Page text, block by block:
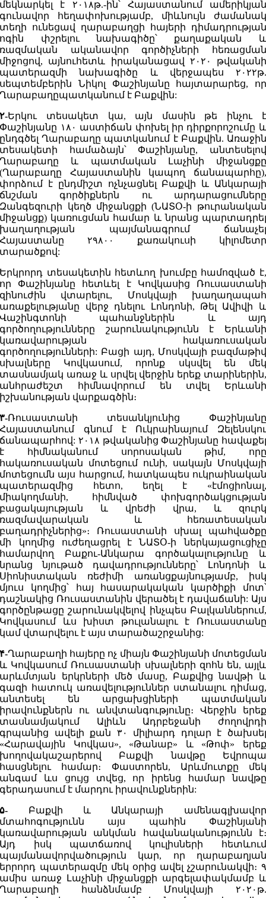
մեկնարկել է ۲۰۱۸թ.-ին՝ Հայաստանում ամերիկյան
գունավոր հեղափոխությամբ, միևնույն ժամանակ
տեղի ունեցավ ղարաբաղցի հայերի դիմադրության
ոգին փշրելու նախագիծը՝ քաղաքական և
ռազմական ականավոր գործիչների հեռացման
միջոցով, այնուհետև իրականացավ ۲۰۲۰ թվականի
պատերազմի նախագիծը և վերջապես ۲۰۲۲թ.
սեպտեմբերին Նիկոլ Փաշինյանը հայտարարեց, որ
Ղարաբաղըպատկանում է Բաքվին:
۲-Երկու տեսակետ կա, այն մասին թե ինչու է
Փաշինյանը ۱۸۰ աստիճան փոխել իր դիրքորոշումը և
ընդգծել Ղարաբաղը պատկանում է Բաքվին. Առաջին
տեսակետի համաձայն՝ Փաշինյանը, անտեսելով
Ղարաբաղը և պատմական Լաչինի միջանցքը
(Ղարաբաղը Հայաստանին կապող ճանապարհը),
փորձում է ընդմիշտ ոչնչացնել Բաքվի և Անկարայի
ճնշման գործիքներն ու արդարացումները
Զանգեզուրի կեղծ միջանցքի (ՆԱՏՕ-ի թուրանական
միջանցք) կառուցման համար և նրանց պարտադրել
խաղաղության պայմանագրում ճանաչել
Հայաստանը ۲۹۸۰۰ քառակուսի կիլոմետր
տարածքով:
Երկրորդ տեսակետին հետևող խումբը համոզված է,
որ Փաշինյանը հետևել է Կովկասից Ռուսաստանի
զինուժին վտարելու, Մոսկվայի խաղաղապահ
առաքելությանը վերջ դնելու Լոնդոնի, Թել Ավիվի և
Վաշինգտոնի պահանջներին և այդ
գործողությունները շարունակությունն է Երևանի
կառավարության հակառուսական
գործողությունների: Բացի այդ, Մոսկվայի բազմաթիվ
սխալները Կովկասում, որոնք սկսվել են մեկ
տասնամյակ առաջ և սրվել վերջին երեք տարիներին,
անհրաժեշտ հիմնավորում են տվել Երևանի
իշխանության վարքագծին։
۳-Ռուսաստանի տեսանկյունից Փաշինյանը
Հայաստանում գնում է Ուկրաինայում Զելենսկու
ճանապարհով: ۲۰۱۸ թվականից Փաշինյանը հավաքել
է հիմնականում սորոսական թիմ, որը
հակառուսական մոտեցում ունի, սակայն Մոսկվայի
մոտեցումն այս հարցում, հատկապես ուկրաինական
պատերազմից հետո, եղել է «էմոցիոնալ,
միակողմանի, հիմնված փոխգործակցության
բացակայության և վրեժի վրա, և զուրկ
ռազմավարական և հեռատեսական
բաղադրիչներից»։ Ռուսաստանի սխալ պահվածքը
մի կողմից ուժեղացրել է ՆԱՏՕ-ի ներկայացուցիչը
համարվող Բաքու-Անկարա գործակալությունը և
նրանց նյութած դավադրությունները՝ Լոնդոնի և
Սիոնիստական ​​ռեժիմի առանցքայնությամբ, իսկ
մյուս կողմից՝ հայ հասարակական կարծիքի մոտ՝
դաշնակից Ռուսաստանին վերածել է դավաճանի: Այս
գործընթացը շարունակվելով ինչպես Բալկաններում,
Կովկասում ևս խիստ թուլանալու է Ռուսաստանը
կամ վտարվելու է այս տարածաշրջանից:
۴-Ղարաբաղի հայերը ոչ միայն Փաշինյանի մոտեցման
և Կովկասում Ռուսաստանի սխալների զոհն են, այլև
արևմտյան երկրների մեծ մասը, Բաքվից նավթի և
գազի հատուկ առավելություններ ստանալու դիմաց,
անտեսել են արցախցիների պատմական
իրավունքներն ու անվտանգությունը։ Վերջին երեք
տասնամյակում Ալիևն Ադրբեջանի ժողովրդի
գրպանից ավելի քան ۳۰ միլիարդ դոլար է ծախսել
«Հարավային Կովկաս», «Թանաբ» և «Թոփ» երեք
խողովակաշարերով Բաքվի նավթը Եվրոպա
հասցնելու համար։ Փաստորեն, Արևմուտքը մեկ
անգամ ևս ցույց տվեց, որ իրենց համար նավթը
գերադասում է մարդու իրավունքներին:
۵- Բաքվի և Անկարայի ամենագլխավոր
մտահոգությունն այս պահին Փաշինյանի
կառավարության անկման հավանականությունն է։
Այդ իսկ պատճառով կուլիսների հետևում
պայմանավորվածություն կար, որ ղարաբաղյան
երրորդ պատերազմը մեկ օրից ավել չշարունակվի։ ۹
ամիս առաջ Լաչինի միջանցքի արգելափակմամբ և
Ղարաբաղի հանձնմամբ Մոսկվայի ۲۰۲۰թ.